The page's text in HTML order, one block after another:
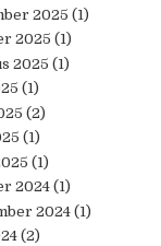
2025 (1)
2025 (1)
2025 (1)
(1)
(2)
(1)
(1)
2024(1)
2024(1)
(2)